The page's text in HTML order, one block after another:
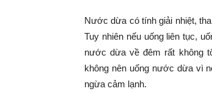
Nước dừa có tính giải nhiệt,
Tuy nhiên nếu uống liên tục,
nước dừa về đêm rất không
không nên uống nước dừa vì
ngừa cảm lạnh.